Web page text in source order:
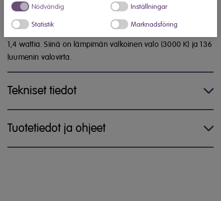
Nödvändig Inställningar
Statistik Marknadsföring
Elvita 114327 LED-pallolamppu E27, 1,4W 136lm 3000K
hehkulanka opaali on pallomainen LED-lamppu, jossa on
E27-kanta. Lampun paloaika on noin 15 000 tuntia ja teho
1,4 wattia. Siinä on lämpimän valkoinen valo (3000 K) ja 136
luumenin valovirta.
Tekniset tiedot
Tuotetiedot ja ohjeet